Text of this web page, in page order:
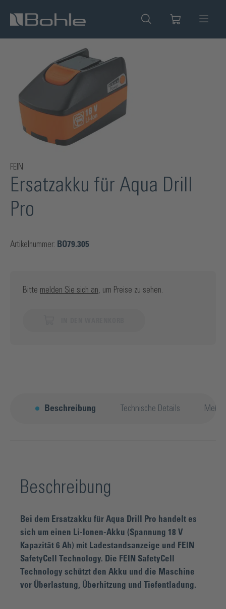
springen
FEIN
Ersatzakku für Aqua Drill
Pro
Artikelnummer: BO79.305
Bitte melden Sie sich an , um Preise zu sehen.
Beschreibung Technische Details Mehr
Beschreibung
Bei dem Ersatzakku für Aqua Drill Pro handelt es
sich um einen Li-Ionen-Akku (Spannung 18 V
Kapazität 6 Ah) mit Ladestandsanzeige und FEIN
SafetyCell Technology. Die FEIN SafetyCell
Technology schützt den Akku und die Maschine
vor Überlastung, Überhitzung und Tiefentladung.